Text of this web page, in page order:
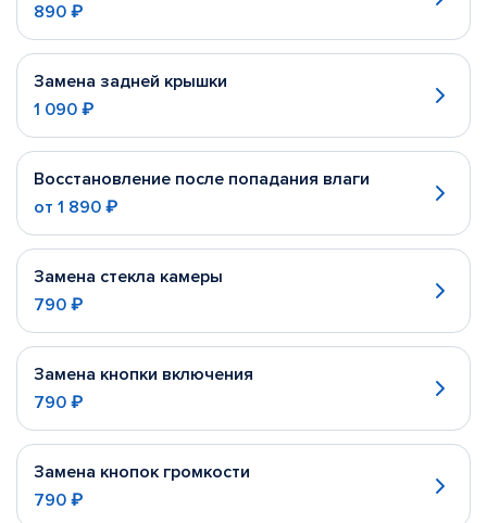
890 ₽
Замена задней крышки
1 090 ₽
Восстановление после попадания влаги
от 1 890 ₽
Замена стекла камеры
790 ₽
Замена кнопки включения
790 ₽
Замена кнопок громкости
790 ₽